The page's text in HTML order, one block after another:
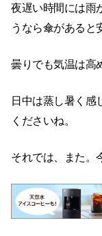
夜遅い時間には雨
うなら傘があると
曇りでも気温は高
日中は蒸し暑く感
くださいね。
それでは、また。